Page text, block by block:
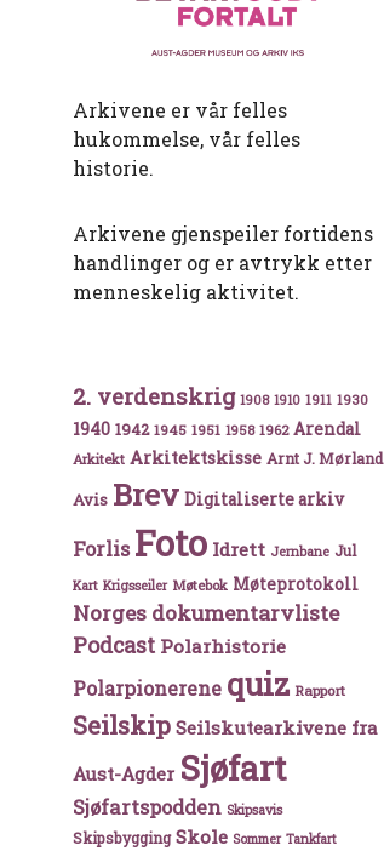
Arkivene er vår felles
hukommelse, vår felles
historie.
Arkivene gjenspeiler fortidens
handlinger og er avtrykk etter
menneskelig aktivitet.
2. verdenskrig 1908 1910 1911 1930
1940 1942 1945 1951 1958 1962 Arendal
Arkitekt Arkitektskisse Arnt J. Mørland
Avis Brev Digitaliserte arkiv
Forlis Foto Idrett Jernbane Jul
Kart Krigsseiler Møtebok Møteprotokoll
Norges dokumentarvliste
Podcast Polarhistorie
Polarpionerene quiz Rapport
Seilskip Seilskutearkivene fra
Aust-Agder Sjøfart
Sjøfartspodden Skipsavis
Skipsbygging Skole Sommer Tankfart